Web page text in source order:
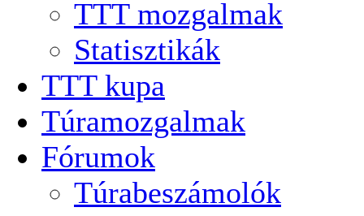
TTT mozgalmak
Statisztikák
TTT kupa
Túramozgalmak
Fórumok
Túrabeszámolók